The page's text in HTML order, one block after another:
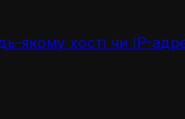
якому хості чи IP-